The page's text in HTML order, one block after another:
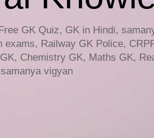
GK Quiz, GK in Hindi,
exams, Railway GK Police,
Chemistry GK, Maths GK,
vigyan